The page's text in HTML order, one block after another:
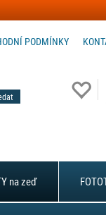
PODMÍNKY
na zeď